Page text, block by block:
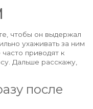
чтобы он выдержал
ухаживать за ним
приводят к
Дальше расскажу,
после